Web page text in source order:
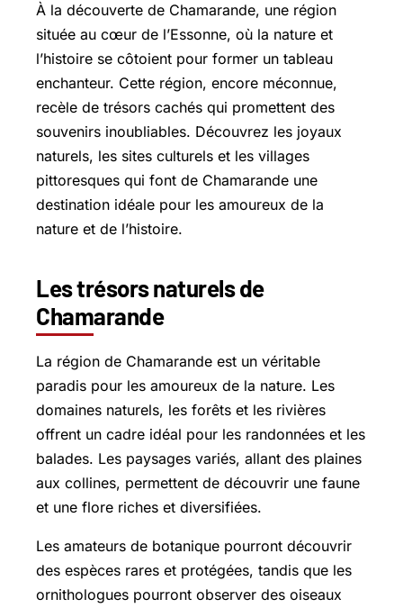
À la découverte de Chamarande, une région
située au cœur de l’Essonne, où la nature et
l’histoire se côtoient pour former un tableau
enchanteur. Cette région, encore méconnue,
recèle de trésors cachés qui promettent des
souvenirs inoubliables. Découvrez les joyaux
naturels, les sites culturels et les villages
pittoresques qui font de Chamarande une
destination idéale pour les amoureux de la
nature et de l’histoire.
Les trésors naturels de
Chamarande
La région de Chamarande est un véritable
paradis pour les amoureux de la nature. Les
domaines naturels, les forêts et les rivières
offrent un cadre idéal pour les randonnées et les
balades. Les paysages variés, allant des plaines
aux collines, permettent de découvrir une faune
et une flore riches et diversifiées.
Les amateurs de botanique pourront découvrir
des espèces rares et protégées, tandis que les
ornithologues pourront observer des oiseaux